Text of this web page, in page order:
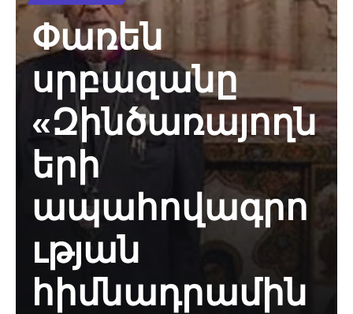
Փառեն
սրբազանը
«Զինծառայողն
երի
ապահովագրո
ւթյան
հիմնադրամին